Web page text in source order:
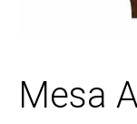
Mesa